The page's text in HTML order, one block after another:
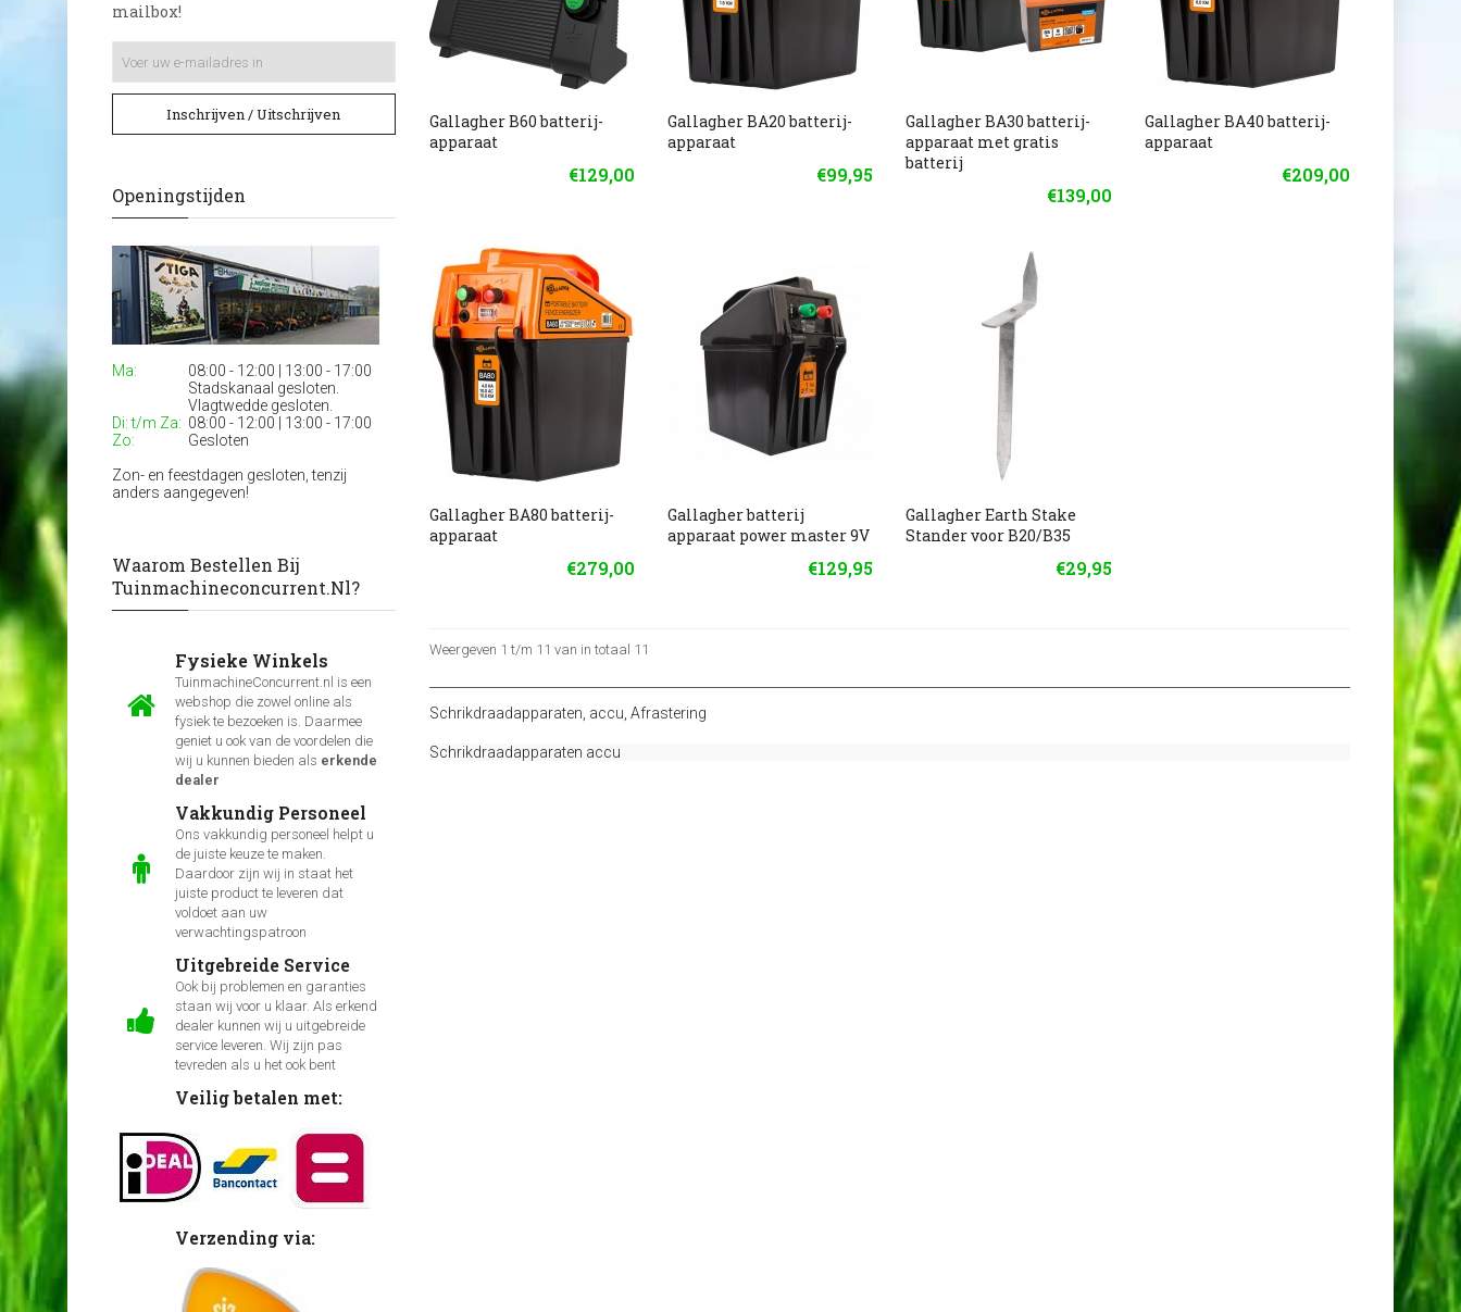
mailbox!
Inschrijven / Uitschrijven
Openingstijden
Ma:
08:00 - 12:00 | 13:00 - 17:00
Stadskanaal gesloten.
Vlagtwedde gesloten.
Di: t/m Za: 08:00 - 12:00 | 13:00 - 17:00
Zo:
Gesloten
Zon- en feestdagen gesloten, tenzij
anders aangegeven!
Waarom Bestellen Bij
Tuinmachineconcurrent.nl?
Fysieke Winkels
TuinmachineConcurrent.nl is een
webshop die zowel online als
fysiek te bezoeken is. Daarmee
geniet u ook van de voordelen die
wij u kunnen bieden als erkende
dealer
Vakkundig Personeel
Ons vakkundig personeel helpt u
de juiste keuze te maken.
Daardoor zijn wij in staat het
juiste product te leveren dat
voldoet aan uw
verwachtingspatroon
Uitgebreide Service
Ook bij problemen en garanties
staan wij voor u klaar. Als erkend
dealer kunnen wij u uitgebreide
service leveren. Wij zijn pas
tevreden als u het ook bent
Veilig betalen met:
Verzending via:
Gallagher B60 batterij-
apparaat
€129,00
Gallagher BA20 batterij-
apparaat
€99,95
Gallagher BA30 batterij-
apparaat met gratis
batterij
€139,00
Gallagher BA40 batterij-
apparaat
€209,00
Gallagher BA80 batterij-
apparaat
€279,00
Gallagher batterij
apparaat power master 9V
€129,95
Gallagher Earth Stake
Stander voor B20/B35
€29,95
Weergeven 1 t/m 11 van in totaal 11
Schrikdraadapparaten accu Afrastering
Schrikdraadapparaten accu